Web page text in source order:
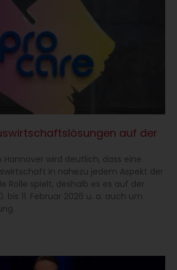
auf der
Hannover wird deutlich, dass eine
in nahezu jedem Aspekt der
Rolle spielt, deshalb es es auf der
bis 11. Februar 2026 u. a. auch um